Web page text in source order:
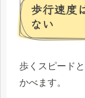
歩行速度
ない
歩くスピード
かべます。